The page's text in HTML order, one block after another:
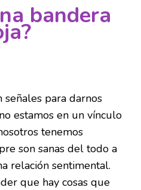
bandera
señales para darnos
estamos en un vínculo
tenemos
son sanas del todo a
relación sentimental.
que hay cosas que